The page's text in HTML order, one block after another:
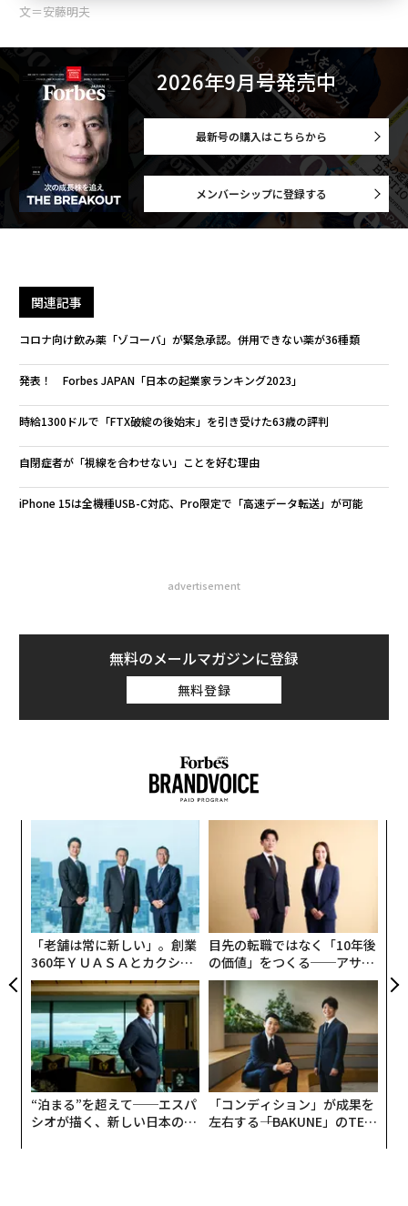
文＝安藤明夫
2026年9月号発売中
最新号の購入はこちらから
メンバーシップに登録する
関連記事
コロナ向け飲み薬「ゾコーバ」が緊急承認。併用できない薬が36種類
発表！ Forbes JAPAN「日本の起業家ランキング2023」
時給1300ドルで「FTX破綻の後始末」を引き受けた63歳の評判
自閉症者が「視線を合わせない」ことを好む理由
iPhone 15は全機種USB-C対応、Pro限定で「高速データ転送」が可能
advertisement
無料のメールマガジンに登録
無料登録
「老舗は常に新しい」。創業
360年ＹＵＡＳＡとカクシン
CEO田尻望が語る、AIを超え
る人の価値
目先の転職ではなく「10年後
の価値」をつくる──アサイ
ンの長期伴走型支援とは
“泊まる”を超えて──エスパ
シオが描く、新しい日本のラ
「コンディション」が成果を
左右する――「BAKUNE」のTEN